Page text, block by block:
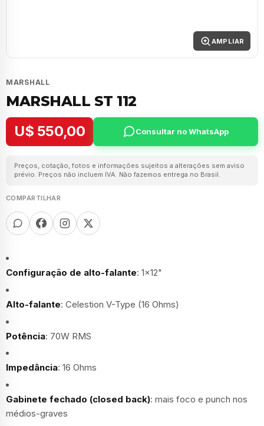
AMPLIAR
MARSHALL
MARSHALL ST 112
U$ 550,00
Consultar no WhatsApp
Preços, cotação, fotos e informações sujeitos a alterações sem aviso
prévio. Preços não incluem IVA. Não fazemos entrega no Brasil.
COMPARTILHAR
Configuração de alto-falante: 1x12"
Alto-falante: Celestion V-Type (16 Ohms)
Potência: 70W RMS
Impedância: 16 Ohms
Gabinete fechado (closed back): mais foco e punch nos
médios-graves